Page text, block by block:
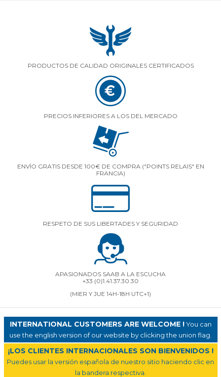
PRODUCTOS DE CALIDAD ORIGINALES CERTIFICADOS
PRECIOS INFERIORES A LOS DEL MERCADO
ENVÍO GRATIS DESDE 100€ DE COMPRA ("POINTS RELAIS" EN
FRANCIA)
RESPETO DE SUS LIBERTADES Y SEGURIDAD
APASIONADOS SAAB A LA ESCUCHA
+33 (0)1.41.37.30.30
(MIER Y JUE 14H-18H UTC+1)
INTERNATIONAL CUSTOMERS ARE WELCOME !You can
use the english version of our website by clicking the union flag.
¡LOS CLIENTES INTERNACIONALES SON BIENVENIDOS !
Puedes usar la versión española de nuestro sitio haciendo clic en
la bandera respectiva.